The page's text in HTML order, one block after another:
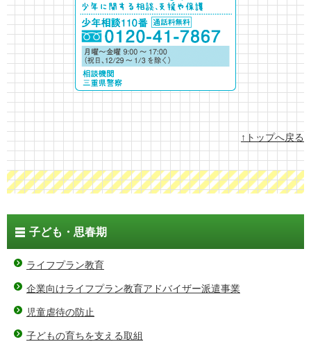
↑トップへ戻る
子ども・思春期
ライフプラン教育
企業向けライフプラン教育アドバイザー派遣事業
児童虐待の防止
子どもの育ちを支える取組